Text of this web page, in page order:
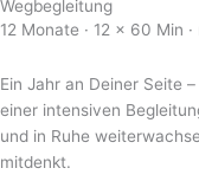
Wegbegleitung
12 Monate · 12 × 60 Min
Ein Jahr an Deiner Seite
einer intensiven
und in Ruhe
mitdenkt.